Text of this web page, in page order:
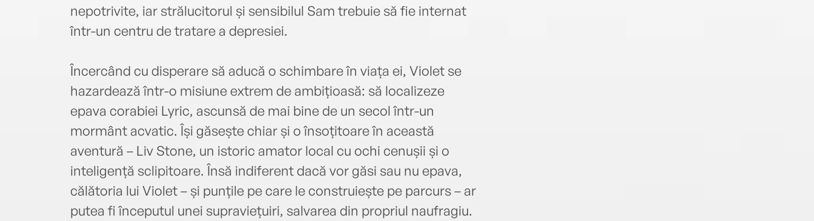
nepotrivite, iar strălucitorul și sensibilul Sam trebuie să fie internat
într-un centru de tratare a depresiei.
Încercând cu disperare să aducă o schimbare în viața ei, Violet se
hazardează într-o misiune extrem de ambițioasă: să localizeze
epava corabiei Lyric, ascunsă de mai bine de un secol într-un
mormânt acvatic. Își găsește chiar și o însoțitoare în această
aventură – Liv Stone, un istoric amator local cu ochi cenușii și o
inteligență sclipitoare. Însă indiferent dacă vor găsi sau nu epava,
călătoria lui Violet – și punțile pe care le construiește pe parcurs – ar
putea fi începutul unei supraviețuiri, salvarea din propriul naufragiu.